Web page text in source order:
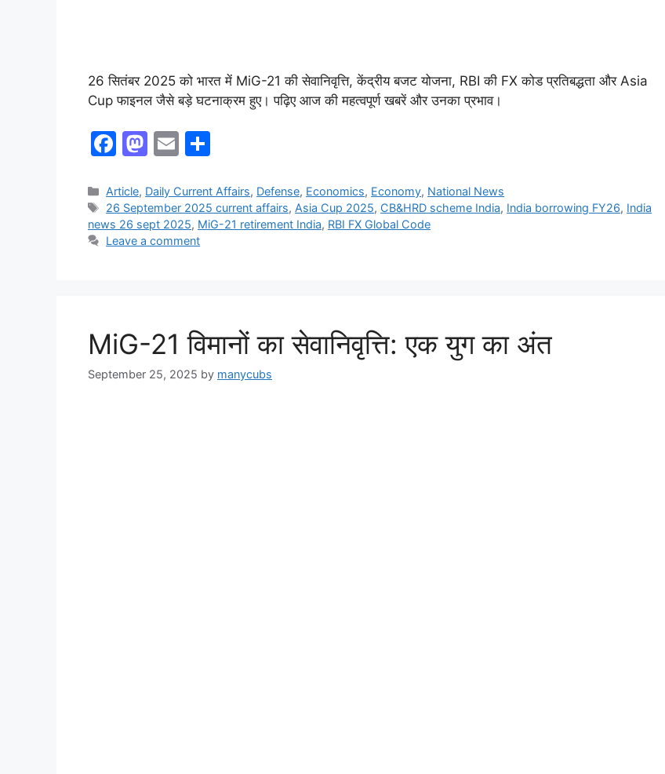
26 सितंबर 2025 को भारत में MiG-21 की सेवानिवृत्ति, केंद्रीय बजट योजना, RBI की FX कोड प्रतिबद्धता और Asia
Cup फाइनल जैसे बड़े घटनाक्रम हुए। पढ़िए आज की महत्वपूर्ण खबरें और उनका प्रभाव।
F
c
e
b
M
st
o
d
E
ai
l
ar
e
Article, Daily Current Affairs, Defense, Economics, Economy, National News
26 September 2025 current affairs, Asia Cup 2025, CB&HRD scheme India, India borrowing FY26, India
news 26 sept 2025, MiG-21 retirement India, RBI FX Global Code
Leave a comment
MiG-21 विमानों का सेवानिवृत्ति: एक युग का अंत
September 25, 2025 by manycubs